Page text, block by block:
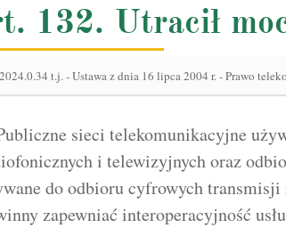
132. Utracił
t.j.-Ustawa z dnia 16 lipca 2004 r. - Prawo
sieci telekomunikacyjne
i telewizyjnych oraz
do odbioru cyfrowych
zapewniać interoperacyjność